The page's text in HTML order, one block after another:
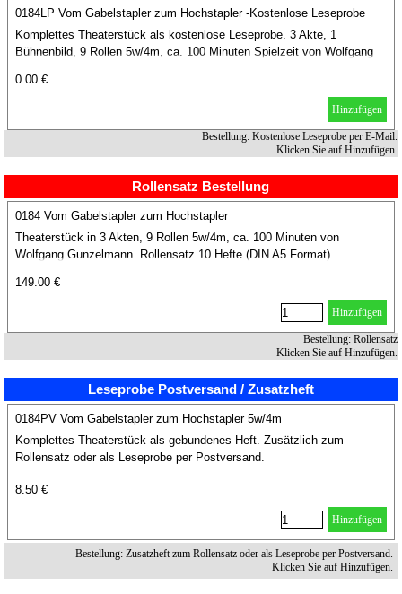
0184LP Vom Gabelstapler zum Hochstapler -Kostenlose Leseprobe
Komplettes Theaterstück als kostenlose Leseprobe. 3 Akte, 1
Bühnenbild, 9 Rollen 5w/4m, ca. 100 Minuten Spielzeit von Wolfgang
0.00 €
Hinzufügen
Bestellung: Kostenlose Leseprobe per E-Mail.
Klicken Sie auf Hinzufügen.
Rollensatz Bestellung
0184 Vom Gabelstapler zum Hochstapler
Theaterstück in 3 Akten, 9 Rollen 5w/4m, ca. 100 Minuten von
Wolfgang Gunzelmann. Rollensatz 10 Hefte (DIN A5 Format).
149.00 €
Hinzufügen
Bestellung: Rollensatz
Klicken Sie auf Hinzufügen.
Leseprobe Postversand / Zusatzheft
0184PV Vom Gabelstapler zum Hochstapler 5w/4m
Komplettes Theaterstück als gebundenes Heft. Zusätzlich zum
Rollensatz oder als Leseprobe per Postversand.
8.50 €
Hinzufügen
Bestellung: Zusatzheft zum Rollensatz oder als Leseprobe per Postversand.
Klicken Sie auf Hinzufügen.